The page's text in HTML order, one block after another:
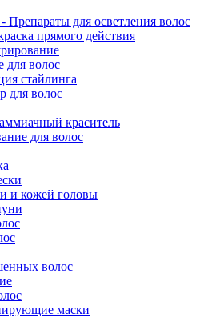
Препараты для осветления волос
прямого действия
для волос
стайлинга
для волос
краситель
для волос
и кожей головы
волос
маски